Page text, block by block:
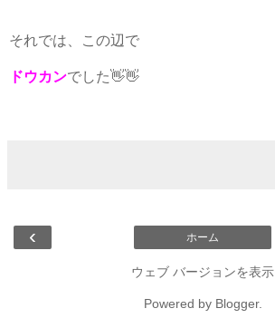
それでは、この辺で
ドウカンでした👋👋
‹ ホーム
ウェブ バージョンを表示
Powered by Blogger.